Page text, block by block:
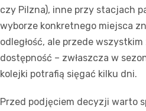
czy Pilzna), inne przy stacjach
wyborze konkretnego miejsca
odległość, ale przede wszystkim
dostępność – zwłaszcza w
kolejki potrafią sięgać kilku dni.
Przed podjęciem decyzji warto